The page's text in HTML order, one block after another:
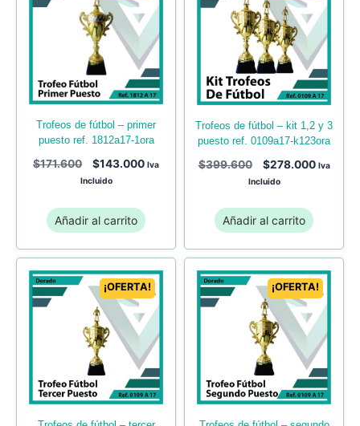
trofeos de fútbol – primer
puesto ref. 1812a17-1ora
$171.600 $143.000 Iva
Incluido
Añadir al carrito
trofeos de fútbol – kit 1,2 y 3
puesto ref. 0109a17-k123ora
$399.600 $278.000 Iva
Incluido
Añadir al carrito
¡OFERTA! ¡OFERTA!